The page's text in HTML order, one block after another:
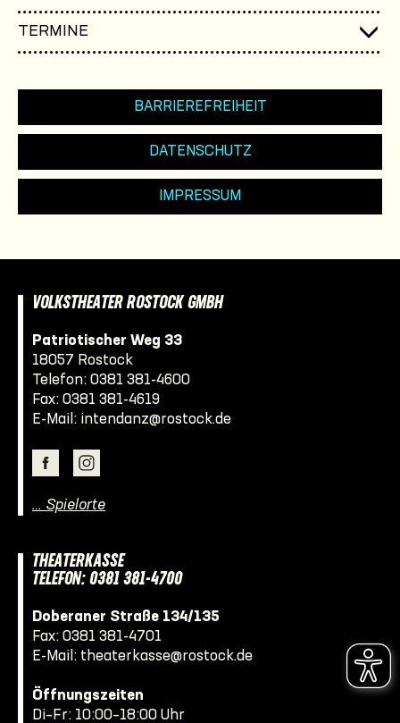
TERMINE
BARRIEREFREIHEIT
DATENSCHUTZ
IMPRESSUM
VOLKSTHEATER ROSTOCK GMBH
Patriotischer Weg 33
18057 Rostock
Telefon: 0381 381-4600
Fax: 0381 381-4619
E-Mail: intendanz@rostock.de
… Spielorte
THEATERKASSE
TELEFON: 0381 381-4700
Doberaner Straße 134/135
Fax: 0381 381-4701
E-Mail: theaterkasse@rostock.de
Öffnungszeiten
Di–Fr: 10:00–18:00 Uhr